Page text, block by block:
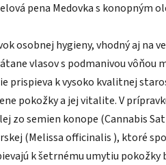
pena Medovka s konopným
osobnej hygieny, vhodný aj na
vlasov s podmanivou vôňou
prispieva k vysoko kvalitnej
pokožky a jej vitalite. V
zo semien konope (Cannabis
(Melissa officinalis ), ktoré
k šetrnému umytiu pokožky